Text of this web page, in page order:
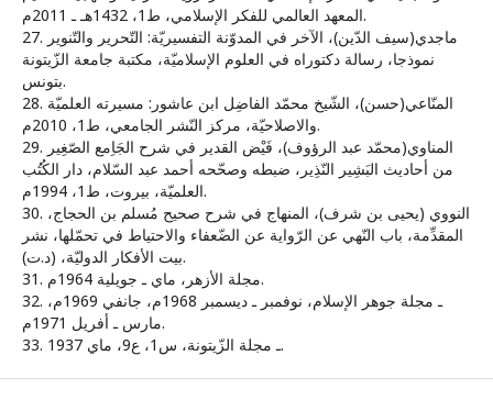
المعهد العالمي للفكر الإسلامي، ط1، 1432هـ ـ 2011م.
27. ماجدي(سيف الدّين)، الآخر في المدوّنة التفسيريّة: التّحرير والتّنوير
نموذجا، رسالة دكتوراه في العلوم الإسلاميّة، مكتبة جامعة الزّيتونة
بتونس.
28. المنّاعي(حسن)، الشّيخ محمّد الفاضِل ابن عاشور: مسيرته العلميّة
والاصلاحيّة، مركز النّشر الجامعي، ط1، 2010م.
29. المناوي(محمّد عبد الرؤوف)، فَيْض القدير في شرح الجَاِمع الصّغِير
من أحاديث البَشِير النّذِير، ضبطه وصحّحه أحمد عبد السّلام، دار الكُتُب
العلميّة، بيروت، ط1، 1994م.
30. النووي (يحيى بن شرف)، المنهاج في شرح صحيح مُسلم بن الحجاج،
المقدِّمة، باب النّهي عن الرّواية عن الضّعفاء والاحتياط في تحمّلها، نشر
بيت الأفكار الدوليّة، (د.ت).
31. مجلة الأزهر، ماي ـ جويلية 1964م.
32. ـ مجلة جوهر الإسلام، نوفمبر ـ ديسمبر 1968م، جانفي 1969م،
مارس ـ أفريل 1971م.
33. ـ مجلة الزّيتونة، س1، ع9، ماي 1937.